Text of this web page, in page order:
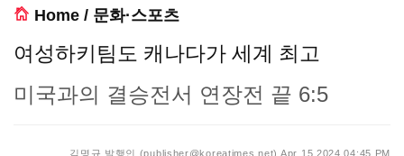
Home / 문화·스포츠
여성하키팀도 캐나다가 세계 최고
미국과의 결승전서 연장전 끝 6:5
김명규 발행인 (publisher@koreatimes.net) Apr 15 2024 04:45 PM